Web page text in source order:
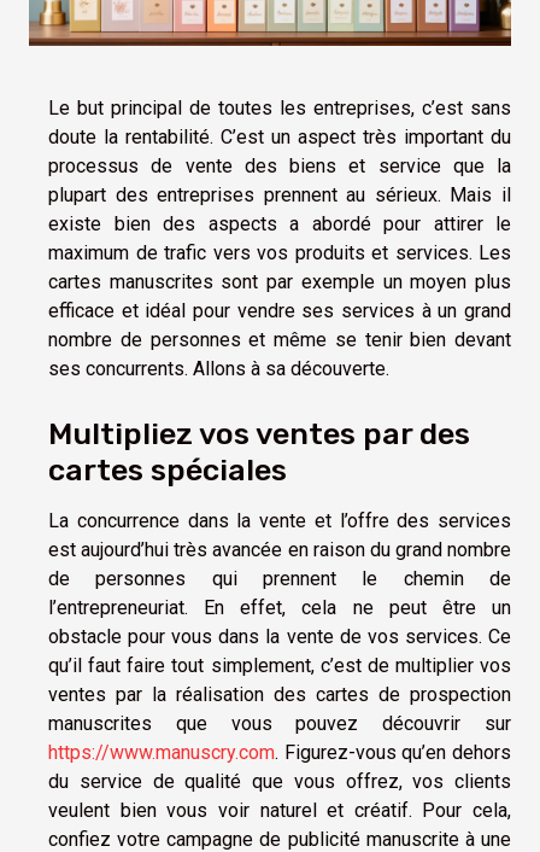
Le but principal de toutes les entreprises, c’est sans
doute la rentabilité. C’est un aspect très important du
processus de vente des biens et service que la
plupart des entreprises prennent au sérieux. Mais il
existe bien des aspects a abordé pour attirer le
maximum de trafic vers vos produits et services. Les
cartes manuscrites sont par exemple un moyen plus
efficace et idéal pour vendre ses services à un grand
nombre de personnes et même se tenir bien devant
ses concurrents. Allons à sa découverte.
Multipliez vos ventes par des
cartes spéciales
La concurrence dans la vente et l’offre des services
est aujourd’hui très avancée en raison du grand nombre
de personnes qui prennent le chemin de
l’entrepreneuriat. En effet, cela ne peut être un
obstacle pour vous dans la vente de vos services. Ce
qu’il faut faire tout simplement, c’est de multiplier vos
ventes par la réalisation des cartes de prospection
manuscrites que vous pouvez découvrir sur
https://www.manuscry.com. Figurez-vous qu’en dehors
du service de qualité que vous offrez, vos clients
veulent bien vous voir naturel et créatif. Pour cela,
confiez votre campagne de publicité manuscrite à une